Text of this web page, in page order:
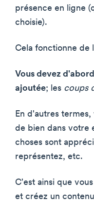
présence en ligne
choisie).
Cela fonctionne de
Vous devez
ajoutée; les coups
En d'autres
de bien dans votre
choses sont
représentez, etc.
C'est ainsi que
et créez un